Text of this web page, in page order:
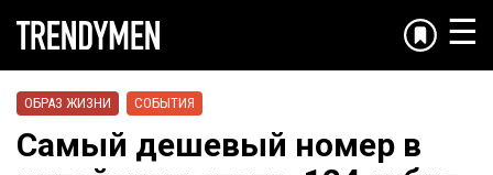
☰
ОБРАЗ ЖИЗНИ СОБЫТИЯ
Самый дешевый номер в